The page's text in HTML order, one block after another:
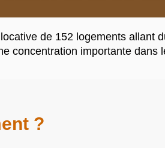
de 152 logements allant
concentration importante dans
?